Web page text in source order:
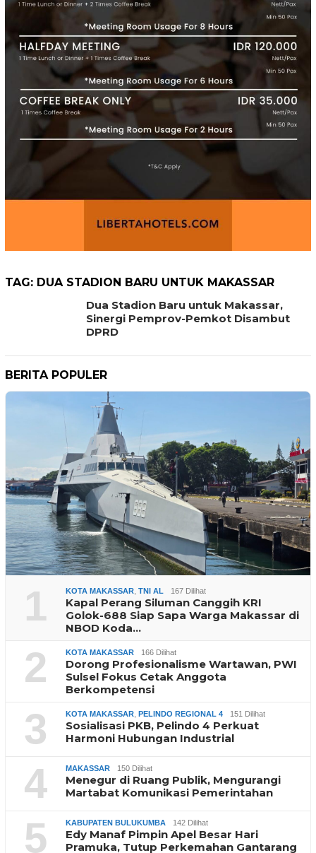
TAG: DUA STADION BARU UNTUK MAKASSAR
Dua Stadion Baru untuk Makassar,
Sinergi Pemprov-Pemkot Disambut
DPRD
BERITA POPULER
1 KOTA MAKASSAR TNI AL 167 Dilihat
Kapal Perang Siluman Canggih KRI
Golok-688 Siap Sapa Warga Makassar di
NBOD Koda…
2 KOTA MAKASSAR 166 Dilihat
Dorong Profesionalisme Wartawan, PWI
Sulsel Fokus Cetak Anggota
Berkompetensi
3 KOTA MAKASSAR PELINDO REGIONAL 4 151 Dilihat
Sosialisasi PKB, Pelindo 4 Perkuat
Harmoni Hubungan Industrial
4 MAKASSAR 150 Dilihat
Menegur di Ruang Publik, Mengurangi
Martabat Komunikasi Pemerintahan
5 KABUPATEN BULUKUMBA 142 Dilihat
Edy Manaf Pimpin Apel Besar Hari
Pramuka, Tutup Perkemahan Gantarang